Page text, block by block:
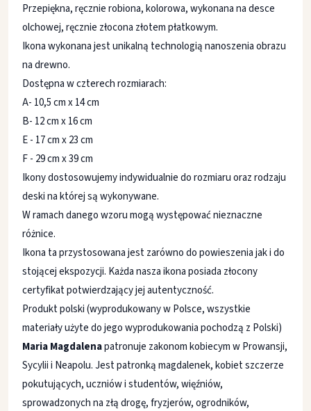
Przepiękna, ręcznie robiona, kolorowa, wykonana na desce
olchowej, ręcznie złocona złotem płatkowym.
Ikona wykonana jest unikalną technologią nanoszenia obrazu
na drewno.
Dostępna w czterech rozmiarach:
A- 10,5 cm x 14 cm
B- 12 cm x 16 cm
E - 17 cm x 23 cm
F - 29 cm x 39 cm
Ikony dostosowujemy indywidualnie do rozmiaru oraz rodzaju
deski na której są wykonywane.
W ramach danego wzoru mogą występować nieznaczne
różnice.
Ikona ta przystosowana jest zarówno do powieszenia jak i do
stojącej ekspozycji. Każda nasza ikona posiada złocony
certyfikat potwierdzający jej autentyczność.
Produkt polski (wyprodukowany w Polsce, wszystkie
materiały użyte do jego wyprodukowania pochodzą z Polski)
Maria Magdalenapatronuje zakonom kobiecym w Prowansji,
Sycylii i Neapolu. Jest patronką magdalenek, kobiet szczerze
pokutujących, uczniów i studentów, więźniów,
sprowadzonych na złą drogę, fryzjerów, ogrodników,